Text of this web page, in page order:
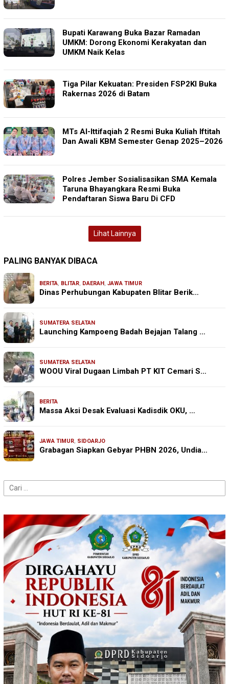
Bupati Karawang Buka Bazar Ramadan
UMKM: Dorong Ekonomi Kerakyatan dan
UMKM Naik Kelas
Tiga Pilar Kekuatan: Presiden FSP2KI Buka
Rakernas 2026 di Batam
MTs Al-Ittifaqiah 2 Resmi Buka Kuliah Iftitah
Dan Awali KBM Semester Genap 2025–2026
Polres Jember Sosialisasikan SMA Kemala
Taruna Bhayangkara Resmi Buka
Pendaftaran Siswa Baru Di CFD
Lihat Lainnya
PALING BANYAK DIBACA
BERITA, BLITAR, DAERAH, JAWA TIMUR
Dinas Perhubungan Kabupaten Blitar Berik…
SUMATERA SELATAN
Launching Kampoeng Badah Bejajan Talang …
SUMATERA SELATAN
WOOU Viral Dugaan Limbah PT KIT Cemari S…
BERITA
Massa Aksi Desak Evaluasi Kadisdik OKU, …
JAWA TIMUR, SIDOARJO
Grabagan Siapkan Gebyar PHBN 2026, Undia…
Cari
untuk: